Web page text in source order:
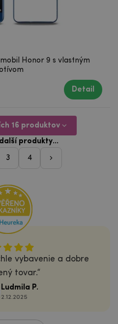
Honor 9 s vlastným
Detail
16 produktov
vybavenie a dobre
tovar.
Ludmila P.
2.12.2025